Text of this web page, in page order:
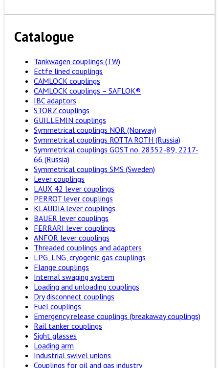
Catalogue
Tankwagen couplings (TW)
Ectfe lined couplings
CAMLOCK couplings
CAMLOCK couplings – SAFLOK®
IBC adaptors
STORZ couplings
GUILLEMIN couplings
Symmetrical couplings NOR (Norway)
Symmetrical couplings ROTTA ROTH (Russia)
Symmetrical couplings GOST no. 28352-89, 2217-
66 (Russia)
Symmetrical couplings SMS (Sweden)
Lever couplings
LAUX 42 lever couplings
PERROT lever couplings
KLAUDIA lever couplings
BAUER lever couplings
FERRARI lever couplings
ANFOR lever couplings
Threaded couplings and adapters
LPG, LNG, cryogenic gas couplings
Flange couplings
Internal swaging system
Loading and unloading couplings
Dry disconnect couplings
Fuel couplings
Emergency release couplings (breakaway couplings)
Rail tanker couplings
Sight glasses
Loading arm
Industrial swivel unions
Couplings for oil and gas industry